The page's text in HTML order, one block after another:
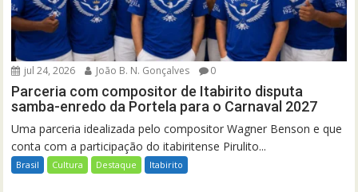
jul 24, 2026 João B. N. Gonçalves 0
Parceria com compositor de Itabirito disputa
samba-enredo da Portela para o Carnaval 2027
Uma parceria idealizada pelo compositor Wagner Benson e que
conta com a participação do itabiritense Pirulito...
Brasil Cultura Destaque Itabirito